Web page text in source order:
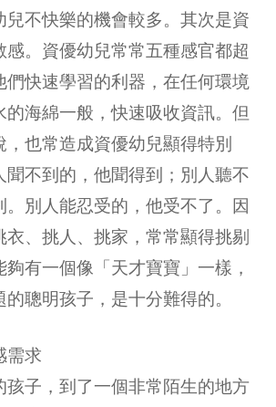
兒不快樂的機會較多。其次是資
感。資優幼兒常常五種感官都超
們快速學習的利器，在任何環境
的海綿一般，快速吸收資訊。但
也常造成資優幼兒顯得特別
聞不到的，他聞得到；別人聽不
。別人能忍受的，他受不了。因
衣、挑人、挑家，常常顯得挑剔
有一個像「天才寶寶」一樣，
聰明孩子，是十分難得的。
需求
孩子，到了一個非常陌生的地方